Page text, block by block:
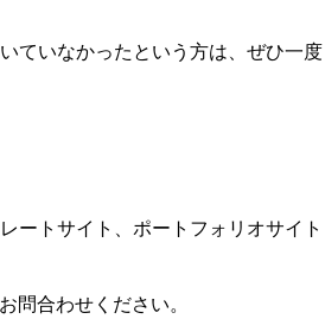
ていなかったという方は、ぜひ一度
ートサイト、ポートフォリオサイト
問合わせください。